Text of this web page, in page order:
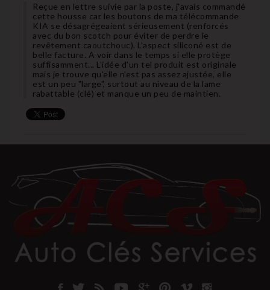
Reçue en lettre suivie par la poste, j'avais commandé
cette housse car les boutons de ma télécommande
KIA se désagrégeaient sérieusement (renforcés
avec du bon scotch pour éviter de perdre le
revêtement caoutchouc). L'aspect siliconé est de
belle facture. A voir dans le temps si elle protège
suffisamment... L'idée d'un tel produit est originale
mais je trouve qu'elle n'est pas assez ajustée, elle
est un peu "large", surtout au niveau de la lame
rabattable (clé) et manque un peu de maintien.